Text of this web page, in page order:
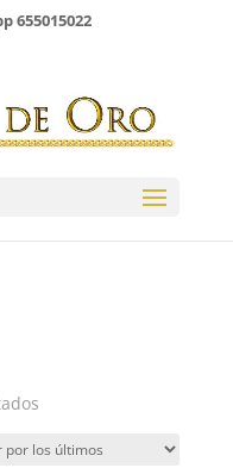
655015022
Ordenado
los